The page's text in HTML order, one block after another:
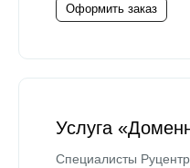
Оформить заказ
Услуга
Специалисты